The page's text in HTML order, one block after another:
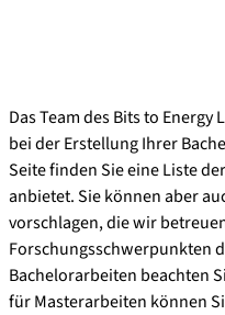
Das Team des Bits to
bei der Erstellung Ihrer
Seite finden Sie eine Liste
anbietet. Sie können aber
vorschlagen, die wir
Forschungsschwerpunkten
Bachelorarbeiten beachten
für Masterarbeiten können